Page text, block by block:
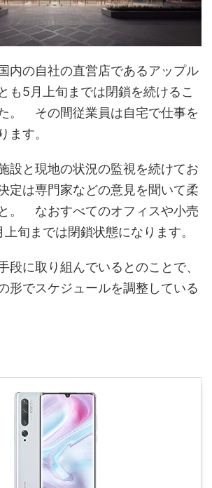
内の自社の直営店であるアップル
も5月上旬までは閉鎖を続けるこ
。 その間従業員は自宅で仕事を
ます。
設と現地の状況の監視を続けてお
定は専門家などの意見を聞いて柔
。 なおすべてのオフィスや小売
旬までは閉鎖状態になります。
段に取り組んでいるとのことで、
形でスケジュールを調整している